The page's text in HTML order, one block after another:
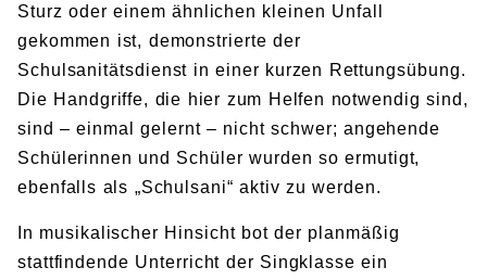
Sturz oder einem ähnlichen kleinen Unfall
gekommen ist, demonstrierte der
Schulsanitätsdienst in einer kurzen Rettungsübung.
Die Handgriffe, die hier zum Helfen notwendig sind,
sind – einmal gelernt – nicht schwer; angehende
Schülerinnen und Schüler wurden so ermutigt,
ebenfalls als „Schulsani“ aktiv zu werden.
In musikalischer Hinsicht bot der planmäßig
stattfindende Unterricht der Singklasse ein